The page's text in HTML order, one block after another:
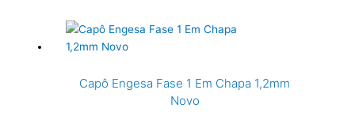
Capô Engesa Fase 1 Em Chapa 1,2mm
Novo